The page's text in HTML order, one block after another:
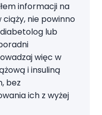
informacji na
nie powinno
lub
więc w
i insuliną
bez
ich z wyżej